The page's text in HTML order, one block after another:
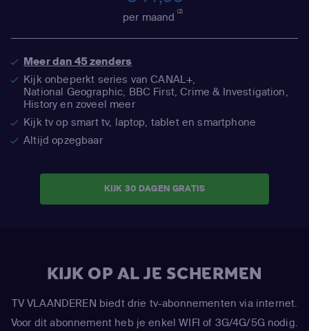
per maand(2)
Meer dan 45 zenders
Kijk onbeperkt series van CANAL+,
National Geographic, BBC First, Crime & Investigation,
History en zoveel meer
Kijk tv op smart tv, laptop, tablet en smartphone
Altijd opzegbaar
KIJK 30 DAGEN GRATIS
KIJK OP AL JE SCHERMEN
TV VLAANDEREN biedt drie tv-abonnementen via internet.
Voor dit abonnement heb je enkel WIFI of 3G/4G/5G nodig.